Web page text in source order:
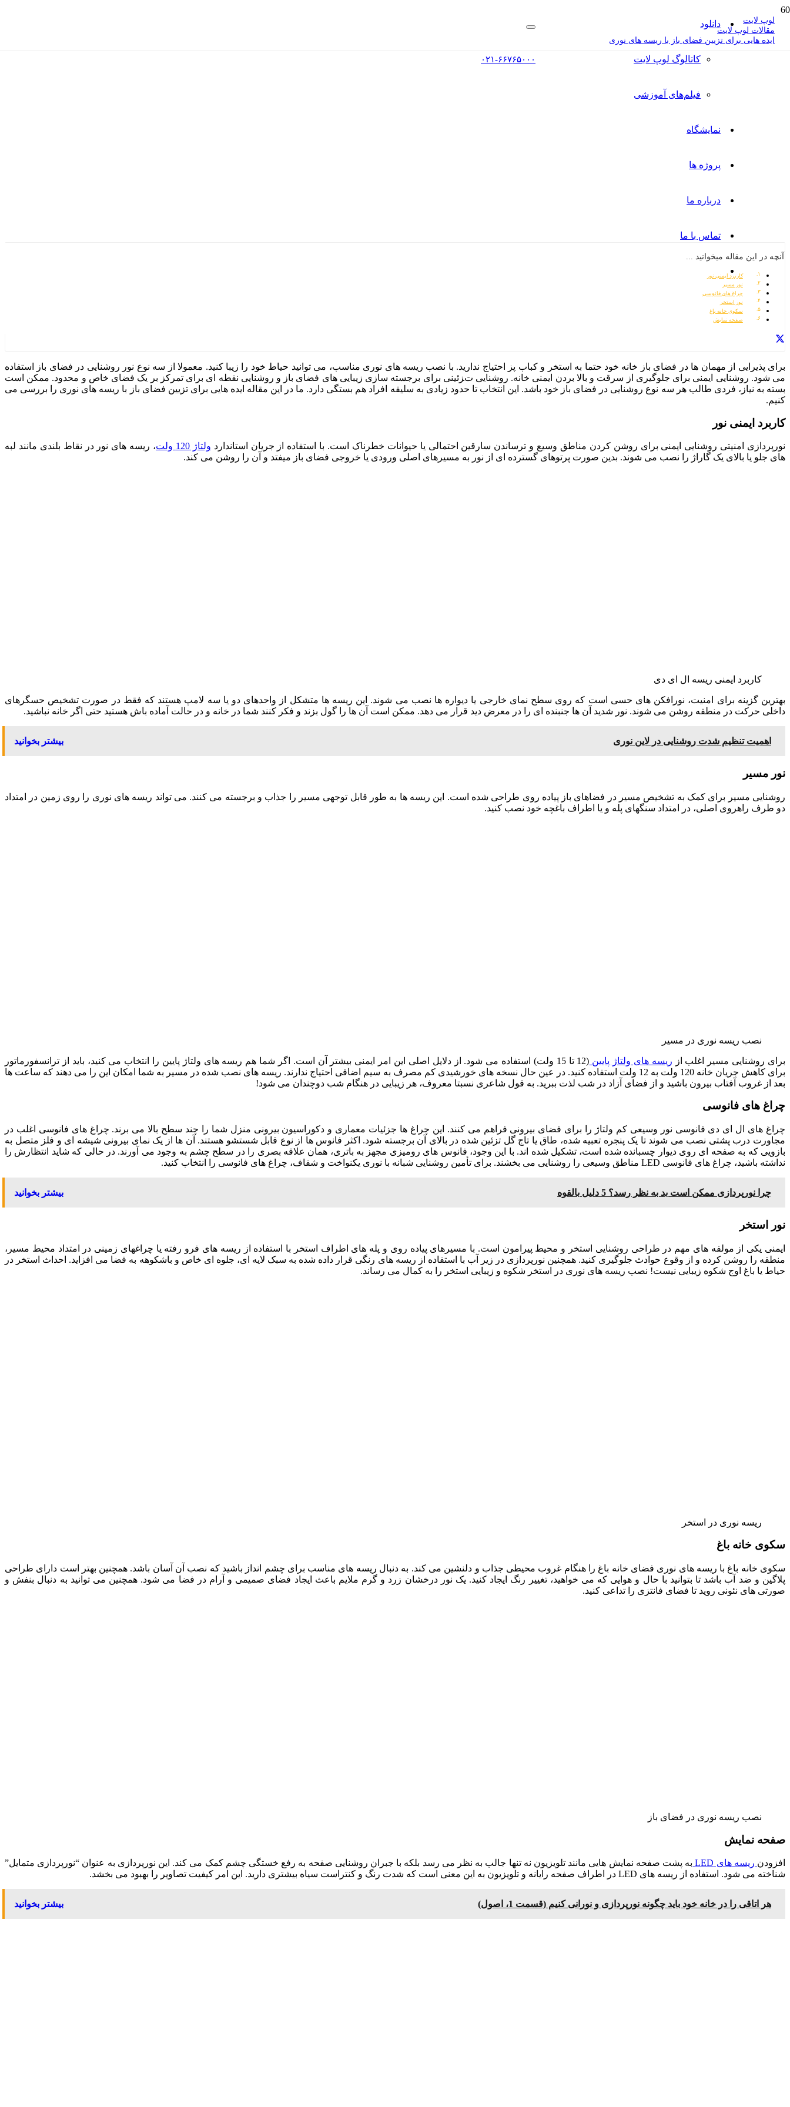
دانلود
کاتالوگ‌ لوپ لایت
فیلم‌های آموزشی
نمایشگاه
پروژه ها
درباره ما
تماس با ما
۰۲۱-۶۶۷۶۵۰۰۰
لوپ لایت
مقالات لوپ لایت
ایده هایی برای تزیین فضای باز با ریسه های نوری
آنچه در این مقاله میخوانید ...
کاربرد ایمنی نور
نور مسیر
چراغ های فانوسی
نور استخر
سکوی خانه باغ
صفحه نمایش
برای پذیرایی از مهمان ها در فضای باز خانه خود حتما به استخر و کباب پز احتیاج ندارید. با نصب ریسه های نوری مناسب، می توانید حیاط خود را زیبا کنید. معمولا از سه نوع نور روشنایی در فضای باز استفاده
می شود. روشنایی ایمنی برای جلوگیری از سرقت و بالا بردن ایمنی خانه. روشنایی تزئینی برای برجسته سازی زیبایی های فضای باز و روشنایی نقطه ای برای تمرکز بر یک فضای خاص و محدود. ممکن است
بسته به نیاز، فردی طالب هر سه نوع روشنایی در فضای باز خود باشد. این انتخاب تا حدود زیادی به سلیقه افراد هم بستگی دارد. ما در این مقاله ایده هایی برای تزیین فضای باز با ریسه های نوری را بررسی می
کنیم.
کاربرد ایمنی نور
نورپردازی امنیتی روشنایی ایمنی برای روشن کردن مناطق وسیع و ترساندن سارقین احتمالی یا حیوانات خطرناک است. با استفاده از جریان استاندارد ولتاژ 120 ولت
، ریسه های نور در نقاط بلندی مانند لبه
های جلو یا بالای یک گاراژ را نصب می شوند. بدین صورت پرتوهای گسترده ای از نور به مسیرهای اصلی ورودی یا خروجی فضای باز میفتد و آن را روشن می کند.
کاربرد ایمنی ریسه ال ای دی
بهترین گزینه برای امنیت، نورافکن های حسی است که روی سطح نمای خارجی یا دیواره ها نصب می شوند. این ریسه ها متشکل از واحدهای دو یا سه لامپ هستند که فقط در صورت تشخیص حسگرهای
داخلی حرکت در منطقه روشن می شوند. نور شدید آن ها جنبنده ای را در معرض دید قرار می دهد. ممکن است آن ها را گول بزند و فکر کنند شما در خانه و در حالت آماده باش هستید حتی اگر خانه نباشید.
بیشتر بخوانید اهمیت تنظیم شدت روشنایی در لاین نوری
نور مسیر
روشنایی مسیر برای کمک به تشخیص مسیر در فضاهای باز پیاده روی طراحی شده است. این ریسه ها به طور قابل توجهی مسیر را جذاب و برجسته می کنند. می تواند ریسه های نوری را روی زمین در امتداد
دو طرف راهروی اصلی، در امتداد سنگهای پله و یا اطراف باغچه خود نصب کنید.
نصب ریسه نوری در مسیر
برای روشنایی مسیر اغلب از ریسه های ولتاژ پایین
(12 تا 15 ولت) استفاده می شود. از دلایل اصلی این امر ایمنی بیشتر آن است. اگر شما هم ریسه های ولتاژ پایین را انتخاب می کنید، باید از ترانسفورماتور
برای کاهش جریان خانه 120 ولت به 12 ولت استفاده کنید. در عین حال نسخه های خورشیدی کم مصرف به سیم اضافی احتیاج ندارند. ریسه های نصب شده در مسیر به شما امکان این را می دهند که ساعت ها
بعد از غروب آفتاب بیرون باشید و از فضای آزاد در شب لذت ببرید. به قول شاعری نسبتا معروف، هر زیبایی در هنگام شب دوچندان می شود!
چراغ های فانوسی
چراغ های ال ای دی فانوسی نور وسیعی کم ولتاژ را برای فضای بیرونی فراهم می کنند. این چراغ ها جزئیات معماری و دکوراسیون بیرونی منزل شما را چند سطح بالا می برند. چراغ های فانوسی اغلب در
مجاورت درب پشتی نصب می شوند تا یک پنجره تعبیه شده، طاق یا تاج گل تزئین شده در بالای آن برجسته شود. اکثر فانوس ها از نوع قابل شستشو هستند. آن ها از یک نمای بیرونی شیشه ای و فلز متصل به
بازویی که به صفحه ای روی دیوار چسبانده شده است، تشکیل شده اند. با این وجود، فانوس های رومیزی مجهز به باتری، همان علاقه بصری را در سطح چشم به وجود می آورند. در حالی که شاید انتظارش را
نداشته باشید، چراغ های فانوسی LED مناطق وسیعی را روشنایی می بخشند. برای تأمین روشنایی شبانه با نوری یکنواخت و شفاف، چراغ های فانوسی را انتخاب کنید.
بیشتر بخوانید چرا نورپردازی ممکن است بد به نظر رسد؟ 5 دلیل بالقوه
نور استخر
ایمنی یکی از مولفه های مهم در طراحی روشنایی استخر و محیط پیرامون است. با مسیرهای پیاده روی و پله های اطراف استخر با استفاده از ریسه های فرو رفته یا چراغهای زمینی در امتداد محیط مسیر،
منطقه را روشن کرده و از وقوع حوادث جلوگیری کنید. همچنین نورپردازی در زیر آب با استفاده از ریسه های رنگی قرار داده شده به سبک لایه ای، جلوه ای خاص و باشکوهه به فضا می افزاید. احداث استخر در
حیاط یا باغ اوج شکوه زیبایی نیست! نصب ریسه های نوری در استخر شکوه و زیبایی استخر را به کمال می رساند.
ریسه نوری در استخر
سکوی خانه باغ
سکوی خانه باغ با ریسه های نوری فضای خانه باغ را هنگام غروب محیطی جذاب و دلنشین می کند. به دنبال ریسه های مناسب برای چشم انداز باشید که نصب آن آسان باشد. همچنین بهتر است دارای طراحی
پلاگین و ضد آب باشد تا بتوانید با حال و هوایی که می خواهید، تغییر رنگ ایجاد کنید. یک نور درخشان زرد و گرم ملایم باعث ایجاد فضای صمیمی و آرام در فضا می شود. همچنین می توانید به دنبال بنفش و
صورتی های نئونی روید تا فضای فانتزی را تداعی کنید.
نصب ریسه نوری در فضای باز
صفحه نمایش
افزودن ریسه های LED
به پشت صفحه نمایش هایی مانند تلویزیون نه تنها جالب به نظر می رسد بلکه با جبران روشنایی صفحه به رفع خستگی چشم کمک می کند. این نورپردازی به عنوان “نورپردازی متمایل”
شناخته می شود. استفاده از ریسه های LED در اطراف صفحه رایانه و تلویزیون به این معنی است که شدت رنگ و کنتراست سیاه بیشتری دارید. این امر کیفیت تصاویر را بهبود می بخشد.
بیشتر بخوانید هر اتاقی را در خانه خود باید چگونه نورپردازی و نورانی کنیم (قسمت 1، اصول)